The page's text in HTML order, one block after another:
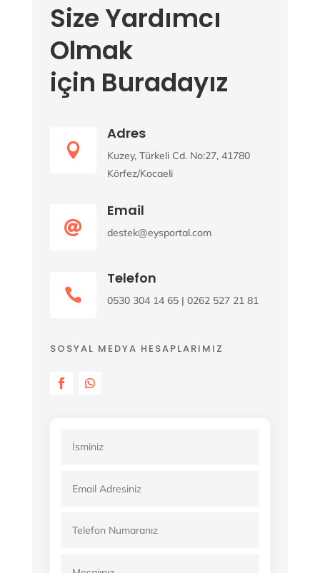
Size Yardımcı
Olmak
için Buradayız

Adres
Kuzey, Türkeli Cd. No:27, 41780
Körfez/Kocaeli

Email
destek@eysportal.com

Telefon
0530 304 14 65 | 0262 527 21 81
SOSYAL MEDYA HESAPLARIMIZ